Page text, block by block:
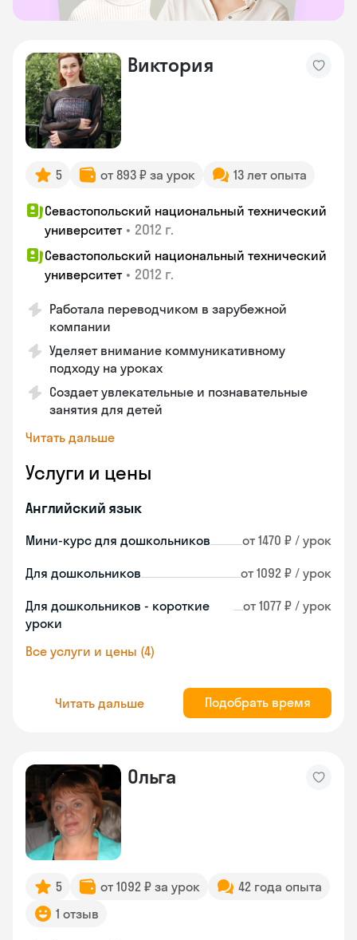
Виктория
5 от 893 ₽ за урок 13 лет опыта
Севастопольский национальный технический
университет • 2012 г.
Севастопольский национальный технический
университет • 2012 г.
Работала переводчиком в зарубежной
компании
Уделяет внимание коммуникативному
подходу на уроках
Создает увлекательные и познавательные
занятия для детей
Читать дальше
Услуги и цены
Английский язык
Мини-курс для дошкольников от 1470 ₽ / урок
Для дошкольников от 1092 ₽ / урок
Для дошкольников - короткие
уроки
от 1077 ₽ / урок
Все услуги и цены (4)
Читать дальше Подобрать время
Ольга
5 от 1092 ₽ за урок
42 года опыта
1 отзыв